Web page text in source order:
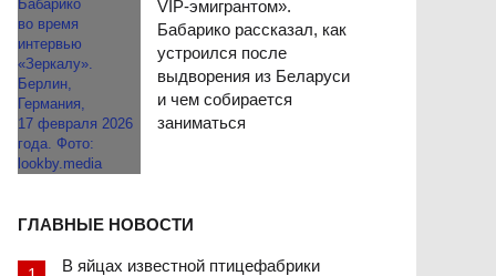
VIP-эмигрантом».
Бабарико рассказал, как
устроился после
выдворения из Беларуси
и чем собирается
заниматься
ГЛАВНЫЕ НОВОСТИ
В яйцах известной птицефабрики